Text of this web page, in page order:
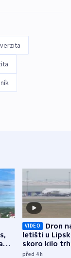
VIDEO
Dron
letišti u
skoro kilo
indicie
před 4h